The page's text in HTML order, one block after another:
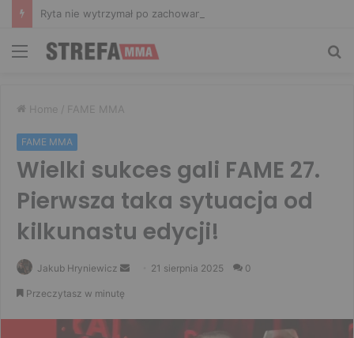
Menu
Home / FAME MMA
FAME MMA
Wielki sukces gali FAME 27.
Pierwsza taka sytuacja od
kilkunastu edycji!
Jakub Hryniewicz
Send 21 sierpnia 2025 0
Przeczytasz w minutę